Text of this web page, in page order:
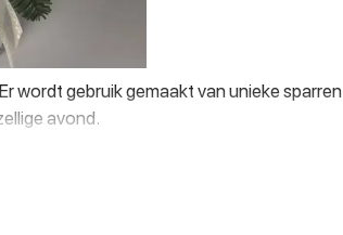
wordt gebruik gemaakt van unieke sparren
avond.